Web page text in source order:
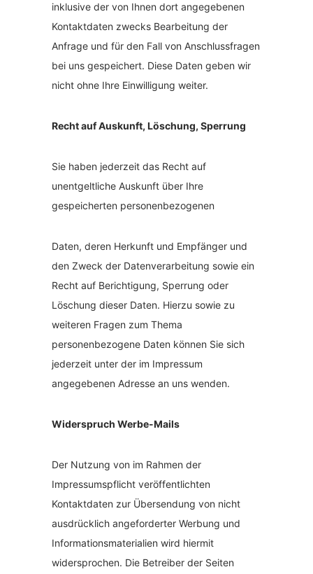
inklusive der von Ihnen dort angegebenen
Kontaktdaten zwecks Bearbeitung der
Anfrage und für den Fall von Anschlussfragen
bei uns gespeichert. Diese Daten geben wir
nicht ohne Ihre Einwilligung weiter.
Recht auf Auskunft, Löschung, Sperrung
Sie haben jederzeit das Recht auf
unentgeltliche Auskunft über Ihre
gespeicherten personenbezogenen
Daten, deren Herkunft und Empfänger und
den Zweck der Datenverarbeitung sowie ein
Recht auf Berichtigung, Sperrung oder
Löschung dieser Daten. Hierzu sowie zu
weiteren Fragen zum Thema
personenbezogene Daten können Sie sich
jederzeit unter der im Impressum
angegebenen Adresse an uns wenden.
Widerspruch Werbe-Mails
Der Nutzung von im Rahmen der
Impressumspflicht veröffentlichten
Kontaktdaten zur Übersendung von nicht
ausdrücklich angeforderter Werbung und
Informationsmaterialien wird hiermit
widersprochen. Die Betreiber der Seiten